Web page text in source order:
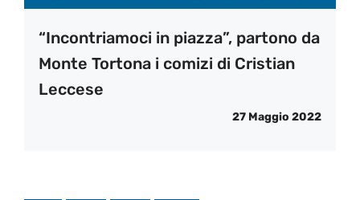
“Incontriamoci in piazza”, partono da
Monte Tortona i comizi di Cristian
Leccese
27 Maggio 2022